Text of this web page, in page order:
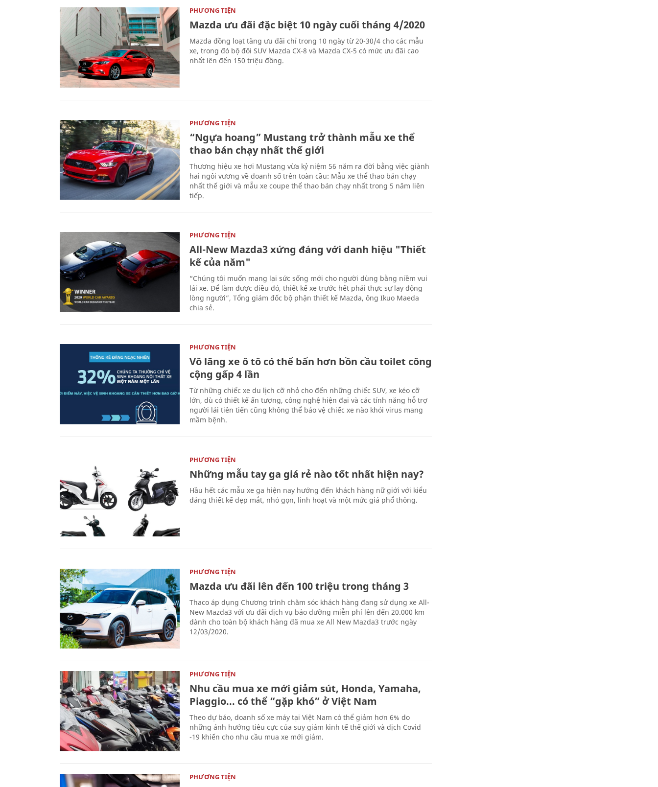
PHƯƠNG TIỆN
Mazda ưu đãi đặc biệt 10 ngày cuối tháng 4/2020
Mazda đồng loạt tăng ưu đãi chỉ trong 10 ngày từ 20-30/4 cho các mẫu
xe, trong đó bộ đôi SUV Mazda CX-8 và Mazda CX-5 có mức ưu đãi cao
nhất lên đến 150 triệu đồng.
PHƯƠNG TIỆN
“Ngựa hoang” Mustang trở thành mẫu xe thể
thao bán chạy nhất thế giới
Thương hiệu xe hơi Mustang vừa kỷ niệm 56 năm ra đời bằng việc giành
hai ngôi vương về doanh số trên toàn cầu: Mẫu xe thể thao bán chạy
nhất thế giới và mẫu xe coupe thể thao bán chạy nhất trong 5 năm liên
tiếp.
PHƯƠNG TIỆN
All-New Mazda3 xứng đáng với danh hiệu "Thiết
kế của năm"
“Chúng tôi muốn mang lại sức sống mới cho người dùng bằng niềm vui
lái xe. Để làm được điều đó, thiết kế xe trước hết phải thực sự lay động
lòng người”, Tổng giám đốc bộ phận thiết kế Mazda, ông Ikuo Maeda
chia sẻ.
PHƯƠNG TIỆN
Vô lăng xe ô tô có thể bẩn hơn bồn cầu toilet công
cộng gấp 4 lần
Từ những chiếc xe du lịch cỡ nhỏ cho đến những chiếc SUV, xe kéo cỡ
lớn, dù có thiết kế ấn tượng, công nghệ hiện đại và các tính năng hỗ trợ
người lái tiên tiến cũng không thể bảo vệ chiếc xe nào khỏi virus mang
mầm bệnh.
PHƯƠNG TIỆN
Những mẫu tay ga giá rẻ nào tốt nhất hiện nay?
Hầu hết các mẫu xe ga hiện nay hướng đến khách hàng nữ giới với kiểu
dáng thiết kế đẹp mắt, nhỏ gọn, linh hoạt và một mức giá phổ thông.
PHƯƠNG TIỆN
Mazda ưu đãi lên đến 100 triệu trong tháng 3
Thaco áp dụng Chương trình chăm sóc khách hàng đang sử dụng xe All-
New Mazda3 với ưu đãi dịch vụ bảo dưỡng miễn phí lên đến 20.000 km
dành cho toàn bộ khách hàng đã mua xe All New Mazda3 trước ngày
12/03/2020.
PHƯƠNG TIỆN
Nhu cầu mua xe mới giảm sút, Honda, Yamaha,
Piaggio... có thể “gặp khó” ở Việt Nam
Theo dự báo, doanh số xe máy tại Việt Nam có thể giảm hơn 6% do
những ảnh hưởng tiêu cực của suy giảm kinh tế thế giới và dịch Covid
-19 khiến cho nhu cầu mua xe mới giảm.
PHƯƠNG TIỆN